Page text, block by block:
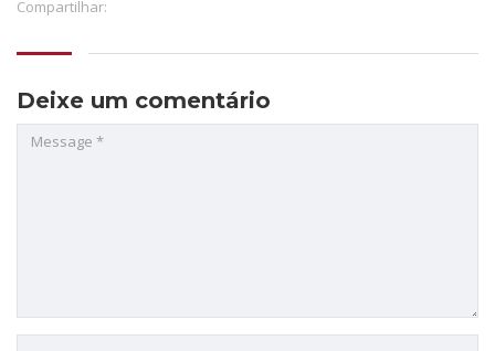
Compartilhar:
Deixe um comentário